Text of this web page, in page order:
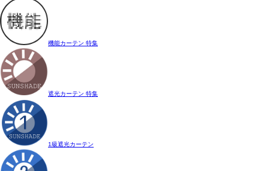
機能カーテン 特集
遮光カーテン 特集
1級遮光カーテン